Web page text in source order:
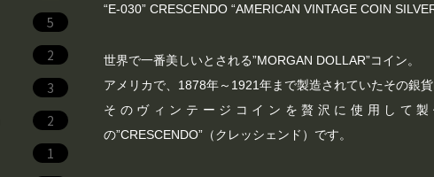
5
2
3
2
1
“E-030” CRESCENDO “AMERICAN VINTAGE COIN
世界で一番美しいとされる”MORGAN DOLLAR”コイン。
アメリカで、1878年～1921年まで製造されていたその銀
そのヴィンテージコインを贅沢に使用して製
の”CRESCENDO”（クレッシェンド）です。